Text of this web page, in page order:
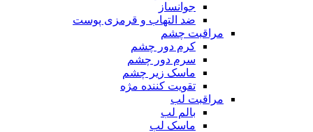
جوانساز
ضد التهاب و قرمزی پوست
مراقبت چشم
کرم دور چشم
سرم دور چشم
ماسک زیر چشم
تقویت کننده مژه
مراقبت لب
بالم لب
ماسک لب